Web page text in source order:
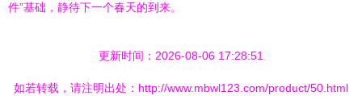
件”基础，静待下一个春天的到来。
更新时间：2026-08-06 17:28:51
如若转载，请注明出处：http://www.mbwl123.com/product/50.html